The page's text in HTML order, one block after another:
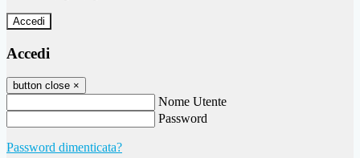
Accedi
Accedi
button close ×
Nome Utente
Password
Password dimenticata?